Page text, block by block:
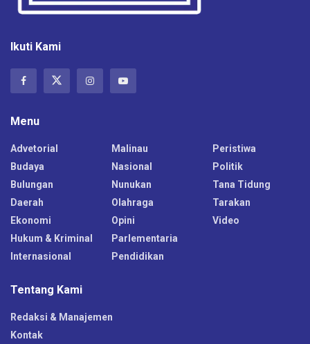
Ikuti Kami
Menu
Advetorial
Budaya
Bulungan
Daerah
Ekonomi
Hukum & Kriminal
Internasional
Malinau
Nasional
Nunukan
Olahraga
Opini
Parlementaria
Pendidikan
Peristiwa
Politik
Tana Tidung
Tarakan
Video
Tentang Kami
Redaksi & Manajemen
Kontak